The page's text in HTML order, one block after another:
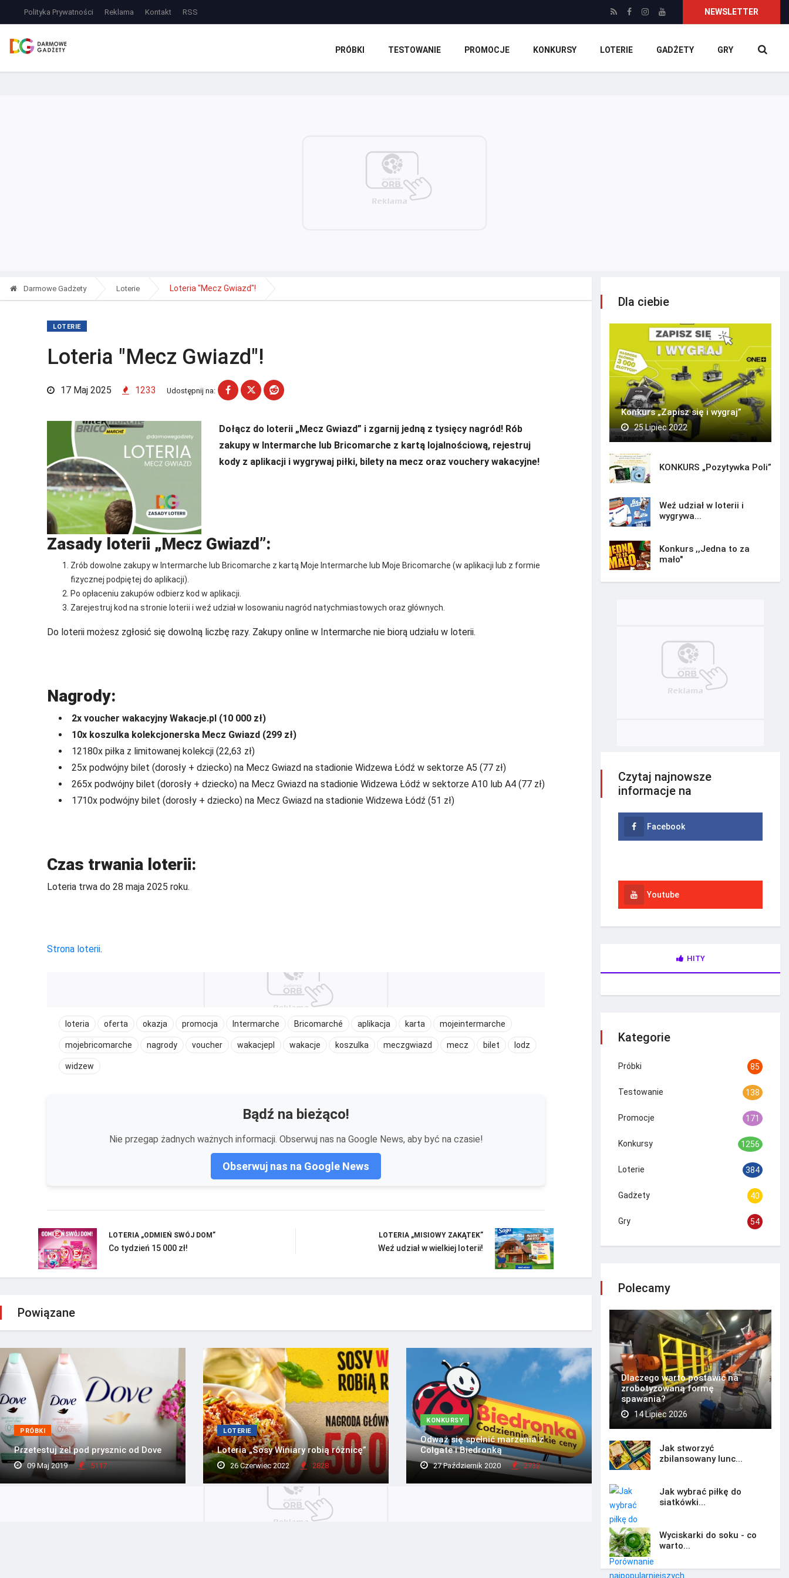
Polityka Prywatności Reklama Kontakt RSS NEWSLETTER
PRÓBKI TESTOWANIE PROMOCJE KONKURSY LOTERIE GADŻETY GRY
Darmowe Gadżety Loterie Loteria "Mecz Gwiazd"!
LOTERIE
Loteria "Mecz Gwiazd"!
17 Maj 2025 1233 Udostępnij na:
Dołącz do loterii „Mecz Gwiazd” i zgarnij jedną z tysięcy nagród! Rób
zakupy w Intermarche lub Bricomarche z kartą lojalnościową, rejestruj
kody z aplikacji i wygrywaj piłki, bilety na mecz oraz vouchery wakacyjne!
Zasady loterii „Mecz Gwiazd”:
Zrób dowolne zakupy w Intermarche lub Bricomarche z kartą Moje Intermarche lub Moje Bricomarche (w aplikacji lub z formie
fizycznej podpiętej do aplikacji).
Po opłaceniu zakupów odbierz kod w aplikacji.
Zarejestruj kod na stronie loterii i weź udział w losowaniu nagród natychmiastowych oraz głównych.
Do loterii możesz zgłosić się dowolną liczbę razy. Zakupy online w Intermarche nie biorą udziału w loterii.
Nagrody:
2x voucher wakacyjny Wakacje.pl (10 000 zł)
10x koszulka kolekcjonerska Mecz Gwiazd (299 zł)
12180x piłka z limitowanej kolekcji (22,63 zł)
25x podwójny bilet (dorosły + dziecko) na Mecz Gwiazd na stadionie Widzewa Łódź w sektorze A5 (77 zł)
265x podwójny bilet (dorosły + dziecko) na Mecz Gwiazd na stadionie Widzewa Łódź w sektorze A10 lub A4 (77 zł)
1710x podwójny bilet (dorosły + dziecko) na Mecz Gwiazd na stadionie Widzewa Łódź (51 zł)
Czas trwania loterii:
Loteria trwa do 28 maja 2025 roku.
Strona loterii.
loteria oferta okazja promocja Intermarche Bricomarché aplikacja karta mojeintermarche
mojebricomarche nagrody voucher wakacjepl wakacje koszulka meczgwiazd mecz bilet lodz
widzew
Bądź na bieżąco!
Nie przegap żadnych ważnych informacji. Obserwuj nas na Google News, aby być na czasie!
Obserwuj nas na Google News
LOTERIA „ODMIEŃ SWÓJ DOM”
Co tydzień 15 000 zł!
LOTERIA „MISIOWY ZAKĄTEK”
Weź udział w wielkiej loterii!
Powiązane
PRÓBKI
Przetestuj żel pod prysznic od Dove
09 Maj 2019 5117
LOTERIE
Loteria „Sosy Winiary robią różnicę”
26 Czerwiec 2022 2828
KONKURSY
Odważ się spełnić marzenia z
Colgate i Biedronką
27 Październik 2020 2732
Dla ciebie
Konkurs „Zapisz się i wygraj”
25 Lipiec 2022
KONKURS „Pozytywka Poli”
Weź udział w loterii i
wygrywa...
Konkurs ,,Jedna to za
mało"
Czytaj najnowsze
informacje na
Facebook
Youtube
HITY
Kategorie
Próbki 85
Testowanie 138
Promocje 171
Konkursy 1256
Loterie 384
Gadżety 40
Gry 54
Polecamy
Dlaczego warto postawić na
zrobotyzowaną formę
spawania?
14 Lipiec 2026
Jak stworzyć
zbilansowany lunc...
Jak wybrać piłkę do
siatkówki...
Wyciskarki do soku - co
warto...